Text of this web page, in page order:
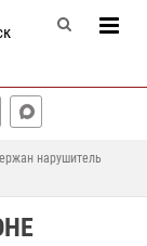
нарушитель